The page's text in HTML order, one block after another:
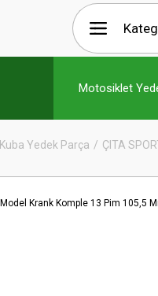
Motosiklet
Kuba Yedek Parça ÇITA